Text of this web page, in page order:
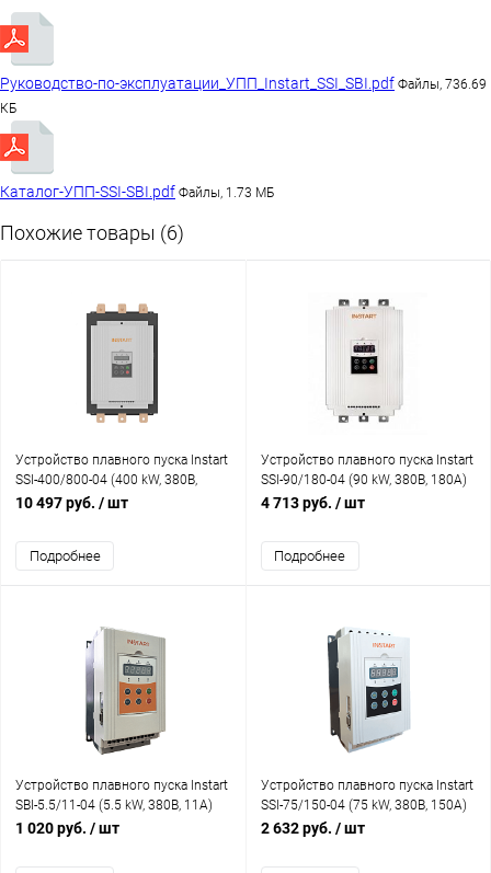
Руководство-по-эксплуатации_УПП_Instart_SSI_SBI.pdf Файлы, 736.69
КБ
Каталог-УПП-SSI-SBI.pdf Файлы, 1.73 МБ
Похожие товары (6)
Устройство плавного пуска Instart
SSI-400/800-04 (400 kW, 380В,
800А)
10 497 руб. / шт
Подробнее
Устройство плавного пуска Instart
SSI-90/180-04 (90 kW, 380В, 180А)
4 713 руб. / шт
Подробнее
Устройство плавного пуска Instart
SBI-5.5/11-04 (5.5 kW, 380В, 11А)
1 020 руб. / шт
Устройство плавного пуска Instart
SSI-75/150-04 (75 kW, 380В, 150А)
2 632 руб. / шт